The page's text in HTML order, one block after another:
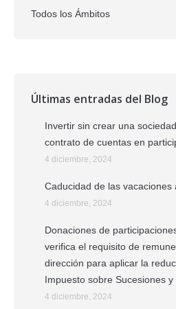
Todos los Ámbitos
Últimas entradas del Blog
Invertir sin crear una
contrato de cuentas en
4 diciembre, 2024
Caducidad de las vacaciones
4 diciembre, 2024
Donaciones de
verifica el requisito de
dirección para aplicar la
Impuesto sobre Sucesiones
4 diciembre, 2024